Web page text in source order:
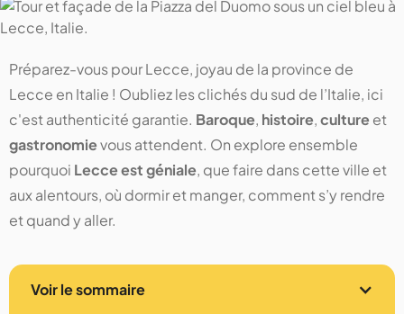
Préparez-vous pour Lecce, joyau de la province de
Lecce en Italie ! Oubliez les clichés du sud de l’Italie, ici
c'est authenticité garantie. Baroque, histoire,cultureet
gastronomievous attendent. On explore ensemble
pourquoi Lecce est géniale, que faire dans cette ville et
aux alentours, où dormir et manger, comment s’y rendre
et quand y aller.
Voir le sommaire